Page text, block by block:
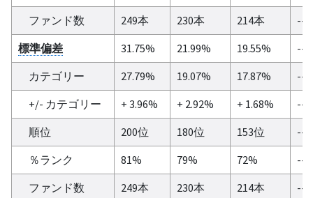
ファンド数
249本 230本 214本
--
標準偏差
31.75% 21.99% 19.55%
--
カテゴリー
27.79% 19.07% 17.87%
--
+/- カテゴリー
+ 3.96% + 2.92% + 1.68%
--
順位
200位 180位 153位
--
％ランク
81% 79% 72%
--
ファンド数
249本 230本 214本 --